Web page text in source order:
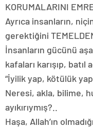
KORUMALARINI
Ayrıca insanların,
gerektiğini
İnsanların gücünü
kafaları karışıp,
“İyilik yap, kötülük
Neresi, akla, bilime,
ayıkırıymış?..
Haşa, Allah’ın